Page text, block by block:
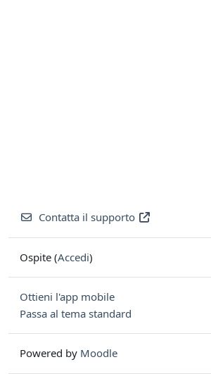
Contatta il supporto
Ospite (Accedi)
Ottieni l'app mobile
Passa al tema standard
Powered by Moodle